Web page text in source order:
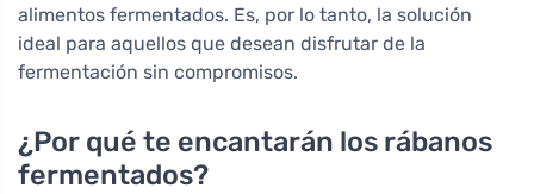
alimentos fermentados. Es, por lo tanto, la solución
ideal para aquellos que desean disfrutar de la
fermentación sin compromisos.
¿Por qué te encantarán los rábanos
fermentados?